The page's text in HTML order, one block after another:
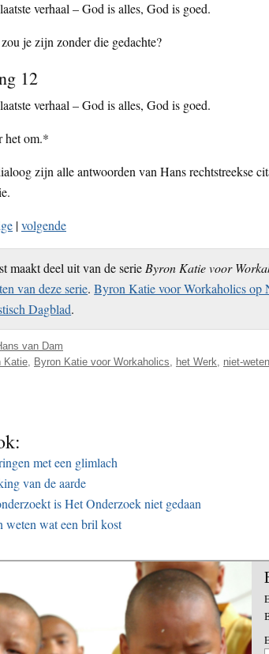
verhaal – God is alles, God is goed.
je zijn zonder die gedachte?
12
verhaal – God is alles, God is goed.
het om.*
zijn alle antwoorden van Hans rechtstreekse
|volgende
maakt deel uit van de serieByron Katie voor
van deze serie.Byron Katie voor Workaholics op
Dagblad.
van Dam
Katie Byron Katie voor Workaholics het Werk niet-weten
met een glimlach
van de aarde
is Het Onderzoek niet gedaan
weten wat een bril kost